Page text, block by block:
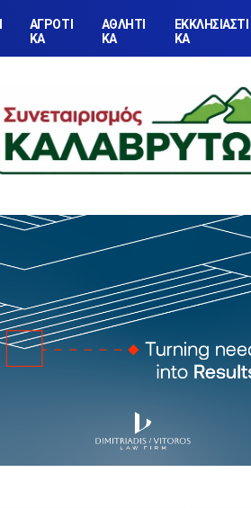
ΑΓΡΟΤΙ
ΚΑ
ΑΘΛΗΤΙ
ΚΑ
ΕΚΚΛΗΣΙΑΣΤΙ
ΚΑ